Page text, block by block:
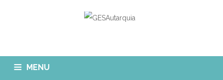
MENU